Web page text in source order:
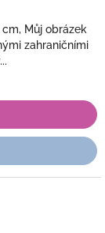
Můj obrázek
zahraničními